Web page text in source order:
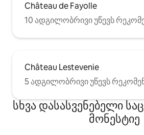
Château de Fayolle
10 ადგილობრივი უწევს
Château Lestevenie
5 ადგილობრივი უწევს
სხვა დასასვენებელი
მონესტიე